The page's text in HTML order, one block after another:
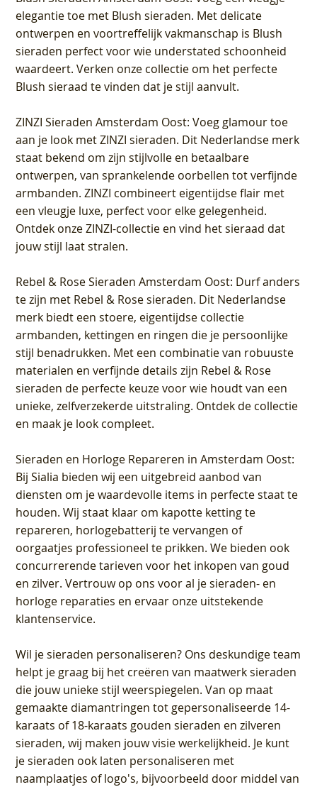
elegantie toe met Blush sieraden. Met delicate
ontwerpen en voortreffelijk vakmanschap is Blush
sieraden perfect voor wie understated schoonheid
waardeert. Verken onze collectie om het perfecte
Blush sieraad te vinden dat je stijl aanvult.
ZINZI Sieraden Amsterdam Oost: Voeg glamour toe
aan je look met ZINZI sieraden. Dit Nederlandse merk
staat bekend om zijn stijlvolle en betaalbare
ontwerpen, van sprankelende oorbellen tot verfijnde
armbanden. ZINZI combineert eigentijdse flair met
een vleugje luxe, perfect voor elke gelegenheid.
Ontdek onze ZINZI-collectie en vind het sieraad dat
jouw stijl laat stralen.
Rebel & Rose Sieraden Amsterdam Oost: Durf anders
te zijn met Rebel & Rose sieraden. Dit Nederlandse
merk biedt een stoere, eigentijdse collectie
armbanden, kettingen en ringen die je persoonlijke
stijl benadrukken. Met een combinatie van robuuste
materialen en verfijnde details zijn Rebel & Rose
sieraden de perfecte keuze voor wie houdt van een
unieke, zelfverzekerde uitstraling. Ontdek de collectie
en maak je look compleet.
Sieraden en Horloge Repareren in Amsterdam Oost:
Bij Sialia bieden wij een uitgebreid aanbod van
diensten om je waardevolle items in perfecte staat te
houden. Wij staat klaar om kapotte ketting te
repareren, horlogebatterij te vervangen of
oorgaatjes professioneel te prikken. We bieden ook
concurrerende tarieven voor het inkopen van goud
en zilver. Vertrouw op ons voor al je sieraden- en
horloge reparaties en ervaar onze uitstekende
klantenservice.
Wil je sieraden personaliseren? Ons deskundige team
helpt je graag bij het creëren van maatwerk sieraden
die jouw unieke stijl weerspiegelen. Van op maat
gemaakte diamantringen tot gepersonaliseerde 14-
karaats of 18-karaats gouden sieraden en zilveren
sieraden, wij maken jouw visie werkelijkheid. Je kunt
je sieraden ook laten personaliseren met
naamplaatjes of logo's, bijvoorbeeld door middel van